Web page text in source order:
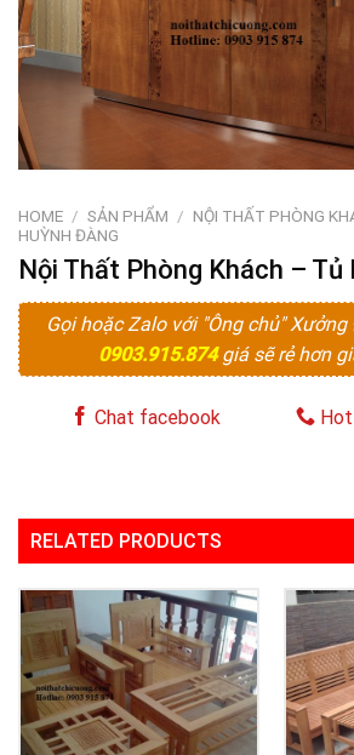
HOME / SẢN PHẨM / NỘI THẤT PHÒNG
HUỲNH ĐÀNG
Nội Thất Phòng Khách – Tủ
Gọi hoặc Zalo với "Ông chủ"
0903.915.874giá sẽ rẻ hơn
Chat facebook
RELATED PRODUCTS